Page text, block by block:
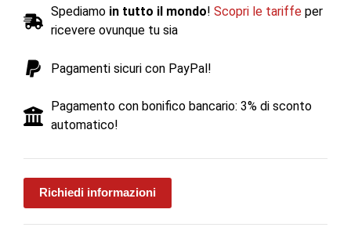
d'appoggio
DIAMANTINE
-
quantità
Spediamo in tutto il mondo! Scopri le tariffe per
ricevere ovunque tu sia
Pagamenti sicuri con PayPal!
Pagamento con bonifico bancario: 3% di sconto
automatico!
Richiedi informazioni